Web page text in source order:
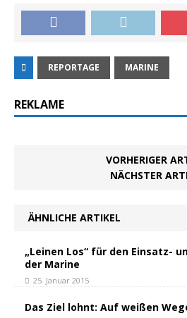
REPORTAGE MARINE
REKLAME
VORHERIGER
NÄCHSTER
ÄHNLICHE ARTIKEL
„Leinen Los“ für den Einsatz-
der Marine
25. Januar 2015
Das Ziel lohnt: Auf weißen